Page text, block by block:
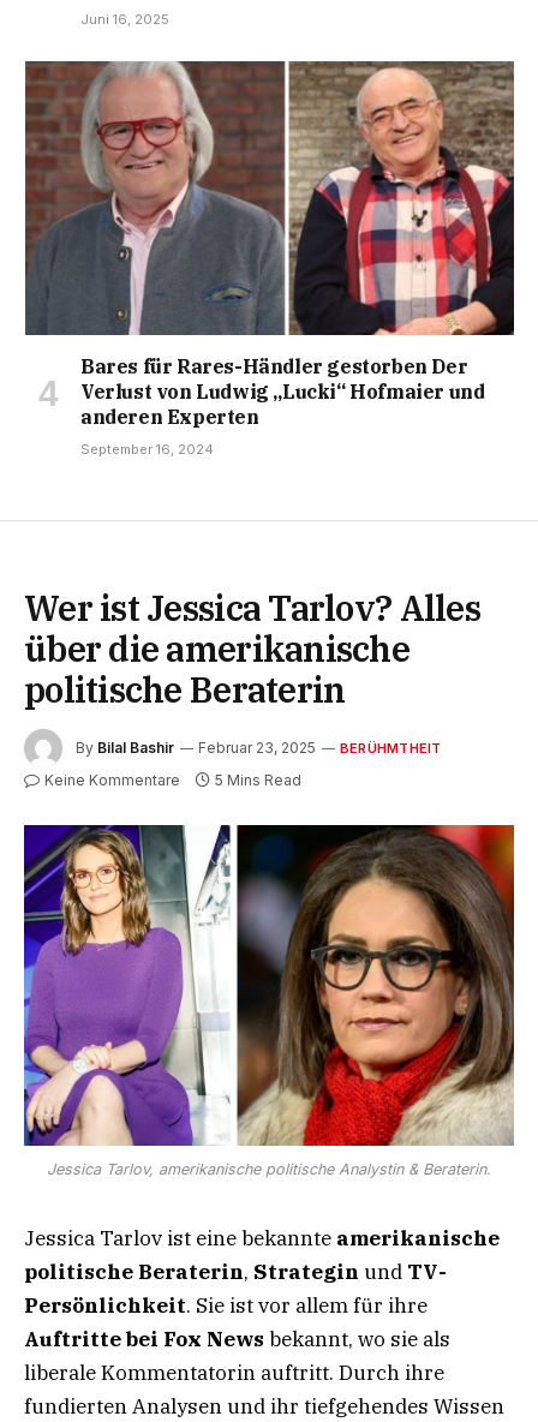
Juni 16, 2025
Bares für Rares-Händler gestorben Der
Verlust von Ludwig „Lucki“ Hofmaier und
anderen Experten
September 16, 2024
Wer ist Jessica Tarlov? Alles
über die amerikanische
politische Beraterin
By Bilal Bashir Februar 23, 2025 BERÜHMTHEIT
Keine Kommentare 5 Mins Read
Jessica Tarlov, amerikanische politische Analystin & Beraterin.
Jessica Tarlov ist eine bekannte amerikanische
politische Beraterin, Strategin und TV-
Persönlichkeit. Sie ist vor allem für ihre
Auftritte bei Fox News bekannt, wo sie als
liberale Kommentatorin auftritt. Durch ihre
fundierten Analysen und ihr tiefgehendes Wissen